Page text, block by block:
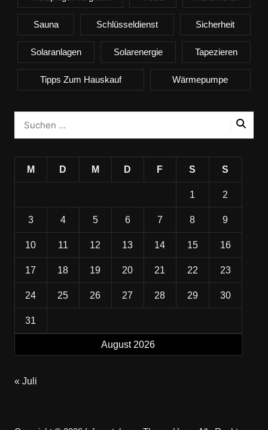
Sauna Schlüsseldienst Sicherheit
Solaranlagen Solarenergie Tapezieren
Tipps Zum Hauskauf Wärmepumpe
August 2026
M D M D F S S
1 2
3 4 5 6 7 8 9
10 11 12 13 14 15 16
17 18 19 20 21 22 23
24 25 26 27 28 29 30
31
« Juli